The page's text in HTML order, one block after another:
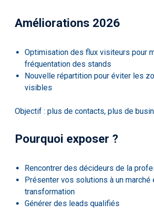
Améliorations 2026
Optimisation des flux visiteurs pour
fréquentation des stands
Nouvelle répartition pour éviter les
visibles
Objectif : plus de contacts, plus de
Pourquoi exposer ?
Rencontrer des décideurs de la
Présenter vos solutions à un marché
transformation
Générer des leads qualifiés